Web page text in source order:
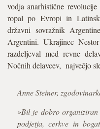
vodja anarhistične
ropal po Evropi in
državni sovražnik
Argentini. Ukrajinec
razdeljeval med revne
Nočnih delavcev, največjo
Anne Steiner,
»Bil je dobro
podjetja, cerkve in